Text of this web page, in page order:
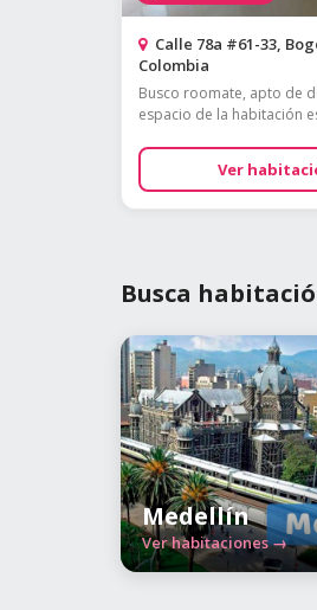
Calle 78a #61-33,
Colombia
Busco roomate, apto de
espacio de la habitación
Ver
Busca
Medellín
Ver habitaciones →